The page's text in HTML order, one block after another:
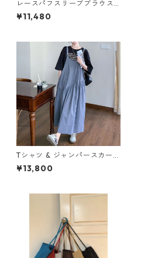
レースパフスリーブブラウス2
col H 260123
¥11,480
Tシャツ & ジャンパースカート
セットアップ M 250310
¥13,800